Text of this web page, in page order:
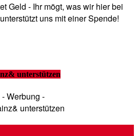
Geld - Ihr mögt, was wir hier bei
uns mit einer Spende!
unterstützen
- Werbung -